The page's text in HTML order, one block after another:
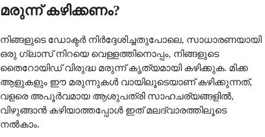
മരുന്ന് കഴിക്കണം?
നിങ്ങളുടെ ഡോക്ടർ നിർദ്ദേശിച്ചതുപോലെ, സാധാരണയായി
ഒരു ഗ്ലാസ് നിറയെ വെള്ളത്തിനൊപ്പം, നിങ്ങളുടെ
തൈറോയിഡ് വിരുദ്ധ മരുന്ന് കൃത്യമായി കഴിക്കുക. മിക്ക
ആളുകളും ഈ മരുന്നുകൾ വായിലൂടെയാണ് കഴിക്കുന്നത്,
വളരെ അപൂർവമായ ആശുപത്രി സാഹചര്യങ്ങളിൽ,
വിഴുങ്ങാൻ കഴിയാത്തപ്പോൾ ഇത് മലദ്വാരത്തിലൂടെ
നൽകാം.